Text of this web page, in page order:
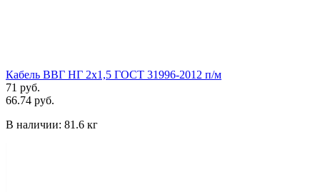
Кабель ВВГ НГ 2х1,5 ГОСТ 31996-2012 п/м
71 руб.
66.74 руб.
В наличии: 81.6 кг